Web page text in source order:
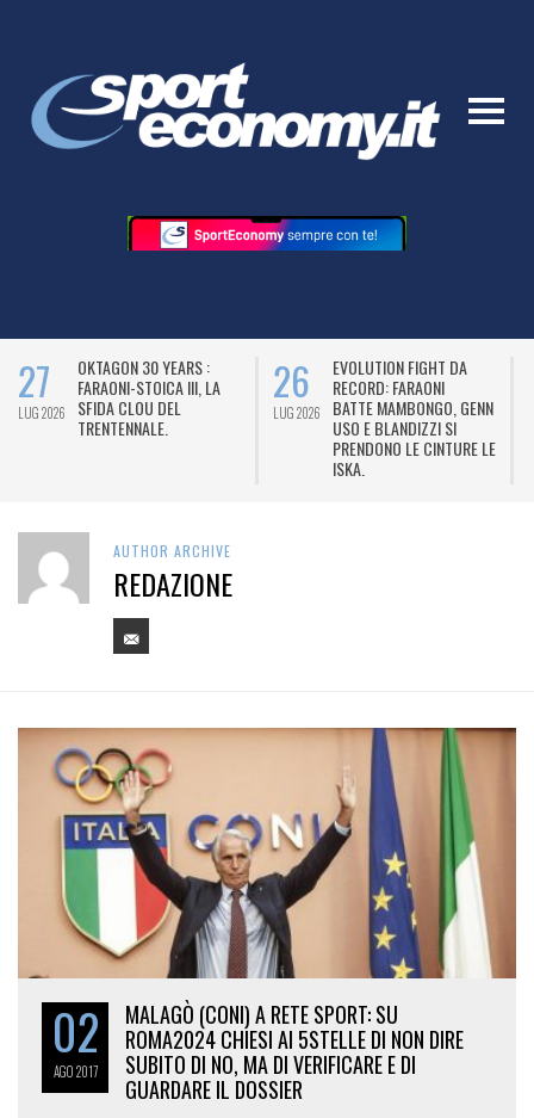
27
LUG 2026
OKTAGON 30 YEARS :
FARAONI-STOICA III, LA
SFIDA CLOU DEL
TRENTENNALE.
26
LUG 2026
EVOLUTION FIGHT DA
RECORD: FARAONI
BATTE MAMBONGO, GENN
USO E BLANDIZZI SI
PRENDONO LE CINTURE LE
ISKA.
AUTHOR ARCHIVE
REDAZIONE
02
AGO2017
MALAGÒ (CONI) A RETE SPORT: SU
ROMA2024 CHIESI AI 5STELLE DI NON DIRE
SUBITO DI NO, MA DI VERIFICARE E DI
GUARDARE IL DOSSIER